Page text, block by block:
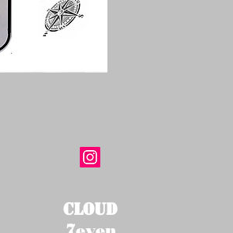
CLOUD